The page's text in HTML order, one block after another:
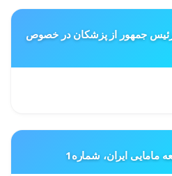
جمهور از پزشکان در خصوص
مامایی ایران، شماره1